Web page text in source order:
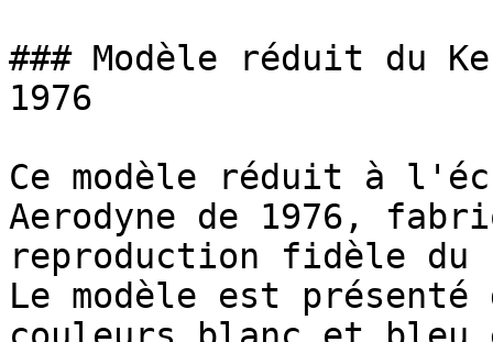
### Modèle réduit du
1976
Ce modèle réduit à
Aerodyne de 1976,
reproduction fidèle du
Le modèle est présenté